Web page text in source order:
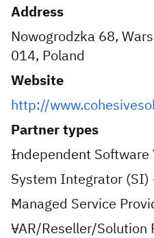
Address
Nowogrodzka 68,
014, Poland
Website
http://
Partner types
Independent Software
System Integrator (SI)
Managed Service
VAR/Reseller/Solution